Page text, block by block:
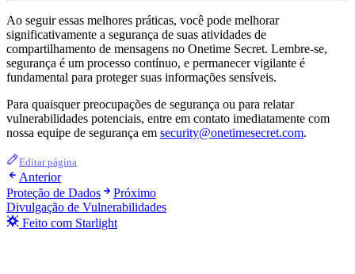
Ao seguir essas melhores práticas, você pode melhorar
significativamente a segurança de suas atividades de
compartilhamento de mensagens no Onetime Secret. Lembre-se,
segurança é um processo contínuo, e permanecer vigilante é
fundamental para proteger suas informações sensíveis.
Para quaisquer preocupações de segurança ou para relatar
vulnerabilidades potenciais, entre em contato imediatamente com
nossa equipe de segurança em security@onetimesecret.com.
Editar página
Anterior
Proteção de Dados
Próximo
Divulgação de Vulnerabilidades
Feito com Starlight